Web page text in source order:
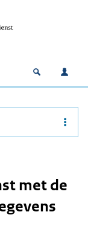
Open
met de